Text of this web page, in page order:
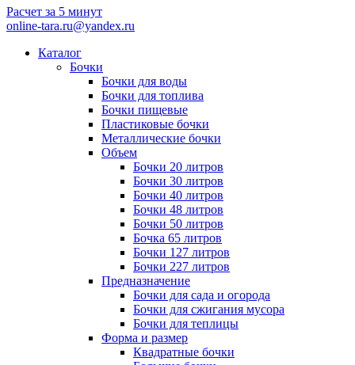
Расчет за 5 минут
online-tara.ru@yandex.ru
Каталог
Бочки
Бочки для воды
Бочки для топлива
Бочки пищевые
Пластиковые бочки
Металлические бочки
Объем
Бочки 20 литров
Бочки 30 литров
Бочки 40 литров
Бочки 48 литров
Бочки 50 литров
Бочка 65 литров
Бочки 127 литров
Бочки 227 литров
Предназначение
Бочки для сада и огорода
Бочки для сжигания мусора
Бочки для теплицы
Форма и размер
Квадратные бочки